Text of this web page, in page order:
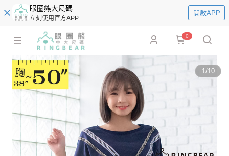
眼圈熊大尺碼
立刻使用官方APP
開啟APP
0
1/10